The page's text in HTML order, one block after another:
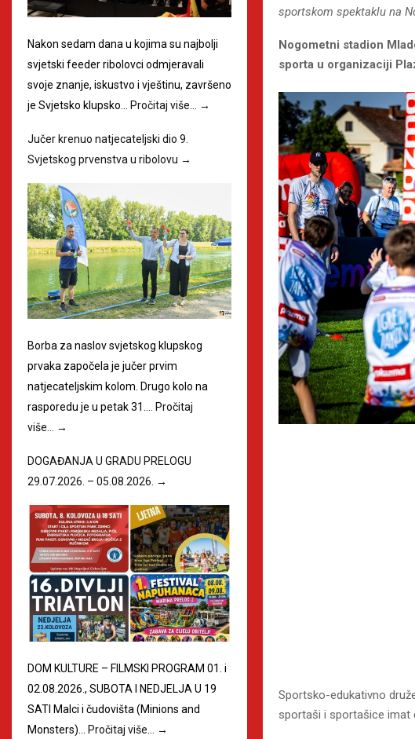
sportskom spektaklu na
Nogometni stadion
sporta u organizaciji
Sportsko-edukativno
sportaši i sportašice imat
Nakon sedam dana u kojima su najbolji
svjetski feeder ribolovci odmjeravali
svoje znanje, iskustvo i vještinu, završeno
je Svjetsko klupsko…
Pročitaj više… →
Jučer krenuo natjecateljski dio 9.
Svjetskog prvenstva u ribolovu →
Borba za naslov svjetskog klupskog
prvaka započela je jučer prvim
natjecateljskim kolom. Drugo kolo na
rasporedu je u petak 31.… Pročitaj
više… →
DOGAĐANJA U GRADU PRELOGU
29.07.2026. – 05.08.2026. →
DOM KULTURE – FILMSKI PROGRAM 01. i
02.08.2026., SUBOTA I NEDJELJA U 19
SATI Malci i čudovišta (Minions and
Monsters)… Pročitaj više… →